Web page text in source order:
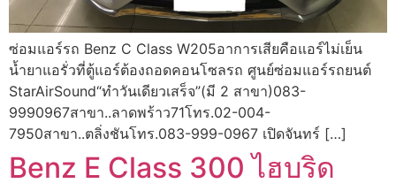
ซ่อมแอร์รถ Benz C Class W205อาการเสียคือแอร์ไม่เย็น
น้ำยาแอรั่วที่ตู้แอร์ต้องถอดคอนโซลรถ ศูนย์ซ่อมแอร์รถยนต์
StarAirSound“ทำวันเดียวเสร็จ”(มี 2 สาขา)083-
9990967สาขา..ลาดพร้าว71โทร.02-004-
7950สาขา..ตลิ่งชันโทร.083-999-0967 เปิดจันทร์ […]
Benz E Class 300 ไฮบริด